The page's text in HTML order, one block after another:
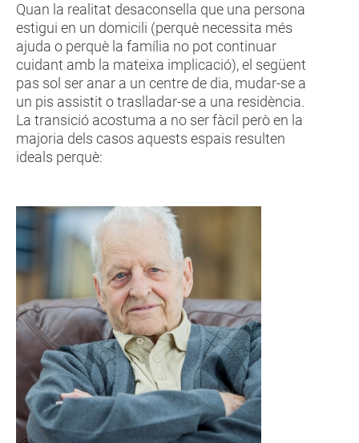
Quan la realitat desaconsella que una persona
estigui en un domicili (perquè necessita més
ajuda o perquè la família no pot continuar
cuidant amb la mateixa implicació), el següent
pas sol ser anar a un centre de dia, mudar-se a
un pis assistit o traslladar-se a una residència.
La transició acostuma a no ser fàcil però en la
majoria dels casos aquests espais resulten
ideals perquè: